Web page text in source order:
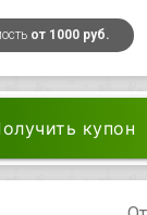
от 1000 руб.
купон